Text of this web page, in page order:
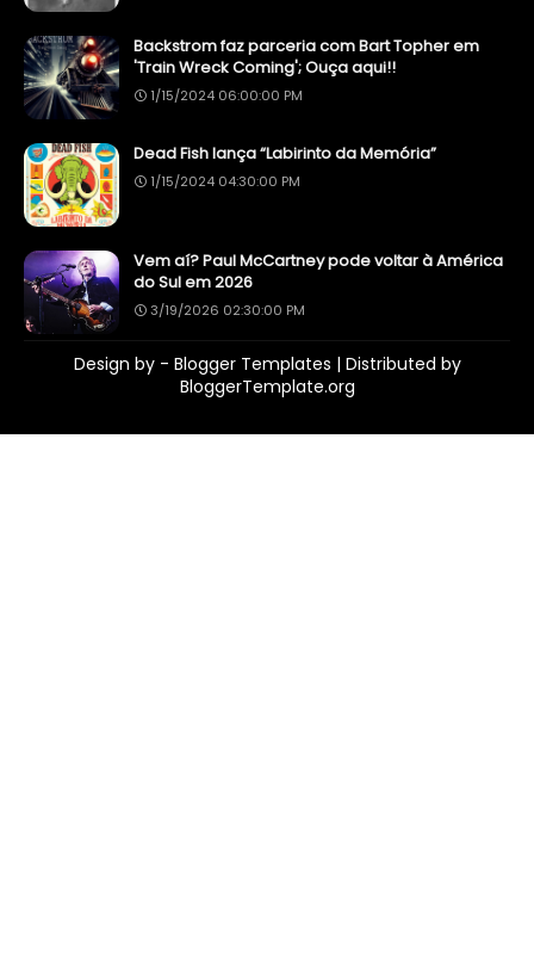
Backstrom faz parceria com Bart Topher em
'Train Wreck Coming'; Ouça aqui!!
1/15/2024 06:00:00 PM
Dead Fish lança “Labirinto da Memória”
1/15/2024 04:30:00 PM
Vem aí? Paul McCartney pode voltar à América
do Sul em 2026
3/19/2026 02:30:00 PM
Design by - Blogger Templates | Distributed by
BloggerTemplate.org